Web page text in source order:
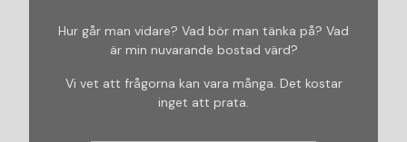
Hur går man vidare? Vad bör man tänka på? Vad
är min nuvarande bostad värd?
Vi vet att frågorna kan vara många. Det kostar
inget att prata.